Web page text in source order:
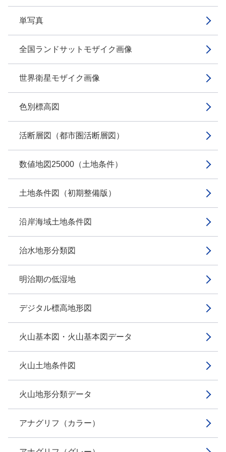
単写真
全国ランドサットモザイク画像
世界衛星モザイク画像
色別標高図
活断層図（都市圏活断層図）
数値地図25000（土地条件）
土地条件図（初期整備版）
沿岸海域土地条件図
治水地形分類図
明治期の低湿地
デジタル標高地形図
火山基本図・火山基本図データ
火山土地条件図
火山地形分類データ
アナグリフ（カラー）